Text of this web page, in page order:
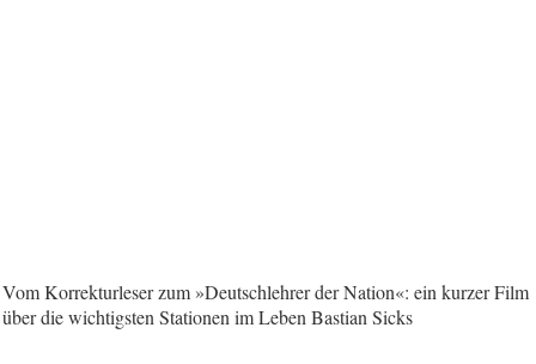
Vom Korrekturleser zum »Deutschlehrer der Nation«: ein kurzer Film
über die wichtigsten Stationen im Leben Bastian Sicks